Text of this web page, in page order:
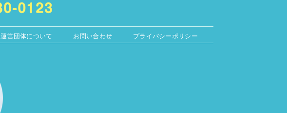
運営団体について お問い合わせ プライバシーポリシー